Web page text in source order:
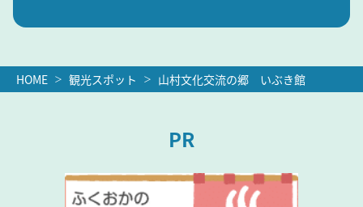
HOME 観光スポット 山村文化交流の郷 いぶき館
PR